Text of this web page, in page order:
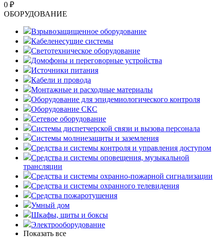
0 ₽
OБОРУДОВАНИЕ
Взрывозащищенное оборудование
Кабеленесущие системы
Светотехническое оборудование
Домофоны и переговорные устройства
Источники питания
Кабели и провода
Монтажные и расходные материалы
Оборудование для эпидемиологического контроля
Оборудование СКС
Сетевое оборудование
Системы диспетчерской связи и вызова персонала
Системы молниезащиты и заземления
Средства и системы контроля и управления доступом
Средства и системы оповещения, музыкальной
трансляции
Средства и системы охранно-пожарной сигнализации
Средства и системы охранного телевидения
Средства пожаротушения
Умный дом
Шкафы, щиты и боксы
Электрооборудование
Показать все